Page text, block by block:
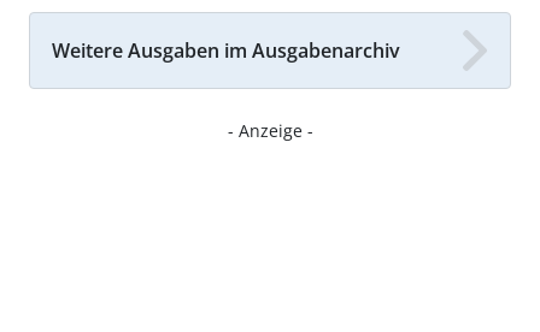
Weitere Ausgaben im Ausgabenarchiv
- Anzeige -